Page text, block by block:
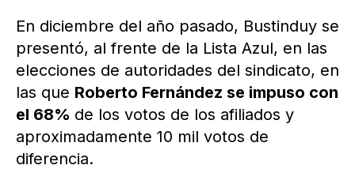
En diciembre del año pasado, Bustinduy se
presentó, al frente de la Lista Azul, en las
elecciones de autoridades del sindicato, en
las que Roberto Fernández se impuso con
el 68% de los votos de los afiliados y
aproximadamente 10 mil votos de
diferencia.